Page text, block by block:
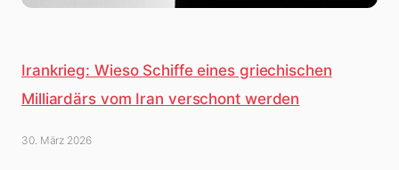
Irankrieg: Wieso Schiffe eines griechischen
Milliardärs vom Iran verschont werden
30. März 2026